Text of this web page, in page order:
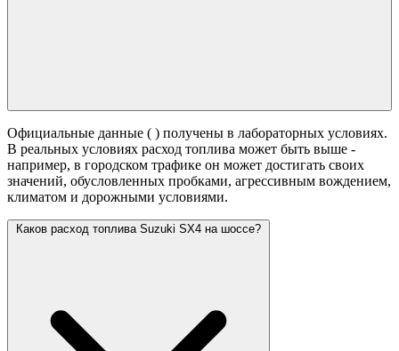
Официальные данные ( ) получены в лабораторных условиях.
В реальных условиях расход топлива может быть выше -
например, в городском трафике он может достигать своих
значений, обусловленных пробками, агрессивным вождением,
климатом и дорожными условиями.
Каков расход топлива Suzuki SX4 на шоссе?